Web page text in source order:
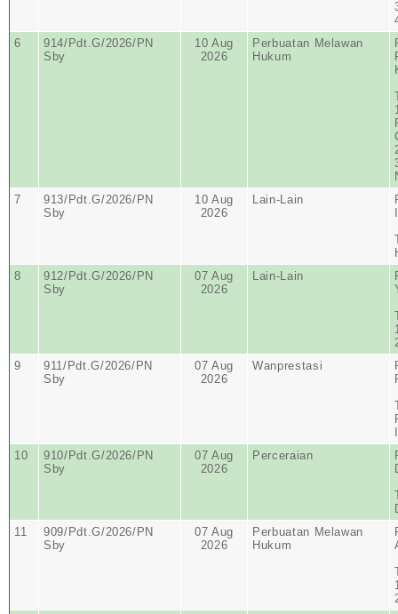
6
914/Pdt.G/2026/PN
Sby
10 Aug
2026
Perbuatan Melawan
Hukum
7
913/Pdt.G/2026/PN
Sby
10 Aug
2026
Lain-Lain
8
912/Pdt.G/2026/PN
Sby
07 Aug
2026
Lain-Lain
9
911/Pdt.G/2026/PN
Sby
07 Aug
2026
Wanprestasi
10
910/Pdt.G/2026/PN
Sby
07 Aug
2026
Perceraian
11
909/Pdt.G/2026/PN
Sby
07 Aug
2026
Perbuatan Melawan
Hukum